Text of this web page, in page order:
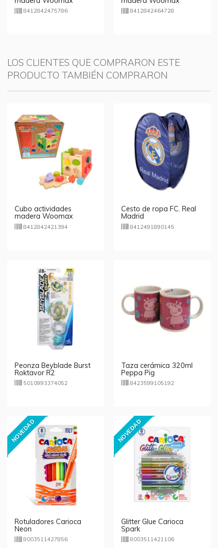
8412842475786 8412842464728
LOS CLIENTES QUE COMPRARON ESTE
PRODUCTO TAMBIÉN COMPRARON
Cubo actividades
madera Woomax
8412842421394
Cesto de ropa FC. Real
Madrid
8412491890145
Peonza Beyblade Burst
Roktavor R2
5010993374052
Taza cerámica 320ml
Peppa Pig
8423599105192
NOVEDAD
Rotuladores Carioca
Neon
8003511427856
NOVEDAD
Glitter Glue Carioca
Spark
8003511421106